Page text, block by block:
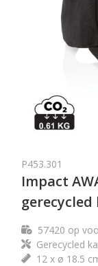
P453.301
Impact
57420 op
Gerecycled
12 x ø 18.5